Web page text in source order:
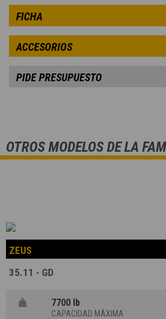
FICHA
ACCESORIOS
PIDE PRESUPUESTO
OTROS MODELOS DE LA
ZEUS
35.11 - GD
7700 lb
CAPACIDAD MÁXIMA